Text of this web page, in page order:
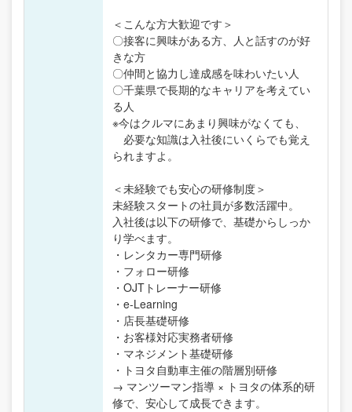
＜こんな方大歓迎です＞
〇接客に興味がある方、人と話すのが好
きな方
〇仲間と協力し達成感を味わいたい人
〇千葉県で長期的なキャリアを考えてい
る人
※今はクルマにあまり興味がなくても、
必要な知識は入社後にいくらでも覚え
られますよ。
＜未経験でも安心の研修制度＞
未経験スタートの社員が多数活躍中。
入社後は以下の研修で、基礎からしっか
り学べます。
・レンタカー専門研修
・フォロー研修
・OJTトレーナー研修
・e-Learning
・店長基礎研修
・お客様対応実務者研修
・マネジメント基礎研修
・トヨタ自動車主催の階層別研修
→ マンツーマン指導 × トヨタの体系的研
修で、安心して成長できます。